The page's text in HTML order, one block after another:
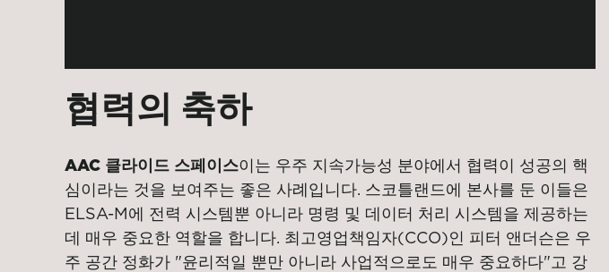
협력의 축하
AAC 클라이드 스페이스이는 우주 지속가능성 분야에서 협력이 성공의 핵
심이라는 것을 보여주는 좋은 사례입니다. 스코틀랜드에 본사를 둔 이들은
ELSA-M에 전력 시스템뿐 아니라 명령 및 데이터 처리 시스템을 제공하는
데 매우 중요한 역할을 합니다. 최고영업책임자(CCO)인 피터 앤더슨은 우
주 공간 정화가 "윤리적일 뿐만 아니라 사업적으로도 매우 중요하다"고 강